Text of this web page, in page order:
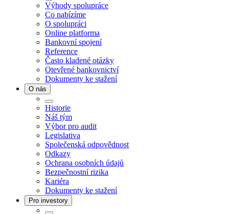
Výhody spolupráce
Co nabízíme
O spolupráci
Online platforma
Bankovní spojení
Reference
Často kladené otázky
Otevřené bankovnictví
Dokumenty ke stažení
O nás
Historie
Náš tým
Výbor pro audit
Legislativa
Společenská odpovědnost
Odkazy
Ochrana osobních údajů
Bezpečnostní rizika
Kariéra
Dokumenty ke stažení
Pro investory